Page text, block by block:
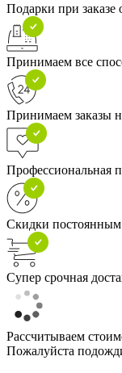
Подарки при заказе
Принимаем все
Принимаем заказы
Профессиональная
Скидки постоянным
Супер срочная
Рассчитываем
Пожалуйста